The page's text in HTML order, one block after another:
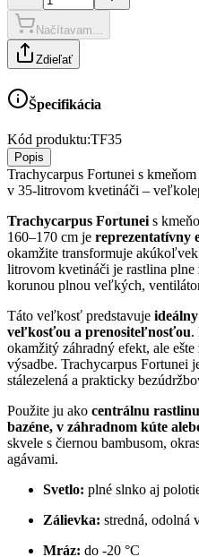
Načítavam...
Zdieľať
Špecifikácia
Kód produktu:TF35
Popis
Trachycarpus Fortunei s
v 35-litrovom kvetináči –
Trachycarpus Fortunei s
160–170 cm je reprezentatívny
okamžite transformuje
litrovom kvetináči je rastlina plne
korunou plnou veľkých,
Táto veľkosť predstavuje
veľkosťou a prenositeľnosťou.
okamžitý záhradný efekt, ale
výsadbe. Trachycarpus Fortunei
stálezelená a prakticky
Použite ju ako centrálnu
bazéne, v záhradnom kúte
skvele s čiernou bambusom,
agávami.
Svetlo: plné slnko aj
Zálievka: stredná, odolná
Mráz: do -20 °C